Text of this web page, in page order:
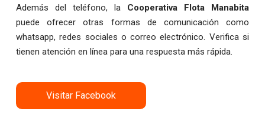
Además del teléfono, la Cooperativa Flota Manabita
puede ofrecer otras formas de comunicación como
whatsapp, redes sociales o correo electrónico. Verifica si
tienen atención en línea para una respuesta más rápida.
Visitar Facebook